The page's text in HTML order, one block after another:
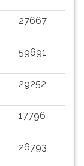
27667
59691
29252
17796
26793